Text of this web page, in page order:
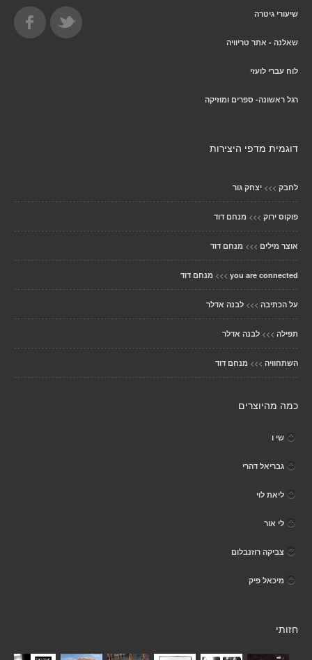
שיעורי גיטרה
שאלנה - אתר טריוויה
לוח עברי לועזי
רגל ראשונה- ספרים ומוזיקה
דוגמית מדפי היצירות
לחבק >>> יצחק גור
פוקוס ירוק >>> מנחם דוד
אוצר מילים >>> מנחם דוד
you are connected
>>> מנחם דוד
על הכתיבה >>> לבנה אדלר
תפילה >>> לבנה אדלר
השתחוויה >>> מנחם דוד
כמה מהיוצרים
שי ו
גבריאל דהרי
ליאת לוי
לי אור
צביקה רוזנבלום
מיכאל פיק
חזותי